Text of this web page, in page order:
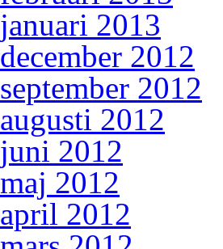
januari 2013
december 2012
september 2012
augusti 2012
juni 2012
maj 2012
april 2012